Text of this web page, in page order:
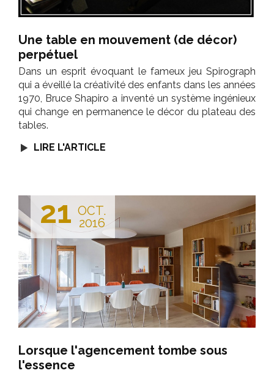
Une table en mouvement (de décor)
perpétuel
Dans un esprit évoquant le fameux jeu Spirograph
qui a éveillé la créativité des enfants dans les années
1970, Bruce Shapiro a inventé un système ingénieux
qui change en permanence le décor du plateau des
tables.
LIRE L'ARTICLE
21 OCT.
2016
Lorsque l'agencement tombe sous
l'essence